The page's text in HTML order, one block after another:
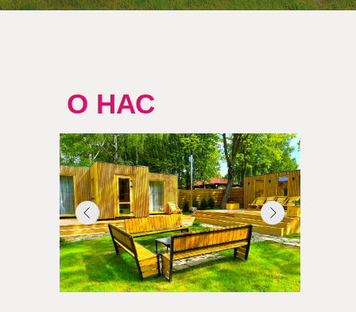
О НАС